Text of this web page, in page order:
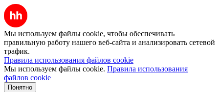
Мы используем файлы cookie, чтобы обеспечивать
правильную работу нашего веб-сайта и анализировать сетевой
трафик.
Правила использования файлов cookie
Мы используем файлы cookie. Правила использования
файлов cookie
Понятно